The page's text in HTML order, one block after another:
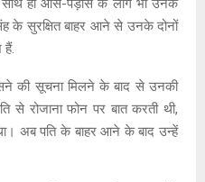
साथ ही आस-पड़ोस के लोग भी उनके
के सुरक्षित बाहर आने से उनके दोनों
हैं.
की सूचना मिलने के बाद से उनकी
से रोजाना फोन पर बात करती थी,
अब पति के बाहर आने के बाद उन्हें